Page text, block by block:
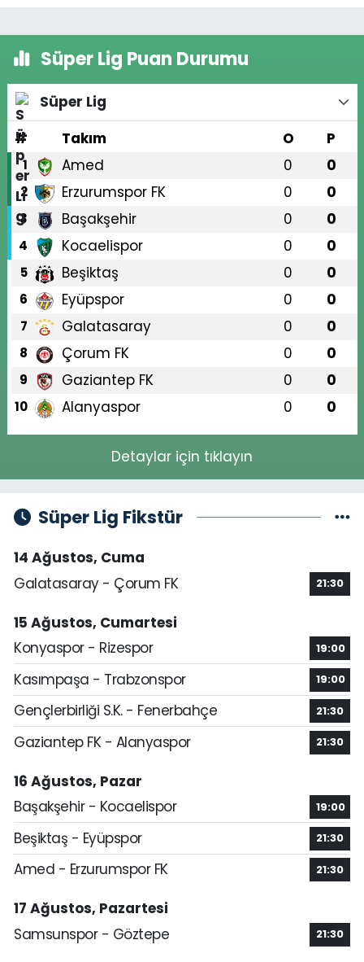
Süper Lig Puan Durumu
Süper Lig
#
Takım O P
1 Amed 0 0
2 Erzurumspor FK 0 0
3 Başakşehir 0 0
4 Kocaelispor 0 0
5 Beşiktaş 0 0
6 Eyüpspor 0 0
7 Galatasaray 0 0
8 Çorum FK 0 0
9 Gaziantep FK 0 0
10 Alanyaspor 0 0
Detaylar için tıklayın
Süper Lig Fikstür
14 Ağustos, Cuma
Galatasaray - Çorum FK
21:30
15 Ağustos, Cumartesi
Konyaspor - Rizespor
19:00
Kasımpaşa - Trabzonspor 19:00
Gençlerbirliği S.K. - Fenerbahçe 21:30
Gaziantep FK - Alanyaspor 21:30
16 Ağustos, Pazar
Başakşehir - Kocaelispor
19:00
Beşiktaş - Eyüpspor 21:30
Amed - Erzurumspor FK 21:30
17 Ağustos, Pazartesi
Samsunspor - Göztepe
21:30